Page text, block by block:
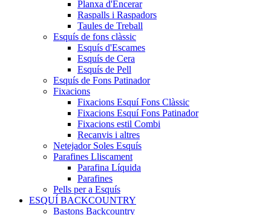
Planxa d'Encerar
Raspalls i Raspadors
Taules de Treball
Esquís de fons clàssic
Esquís d'Escames
Esquís de Cera
Esquís de Pell
Esquís de Fons Patinador
Fixacions
Fixacions Esquí Fons Clàssic
Fixacions Esquí Fons Patinador
Fixacions estil Combi
Recanvis i altres
Netejador Soles Esquís
Parafines Lliscament
Parafina Líquida
Parafines
Pells per a Esquís
ESQUÍ BACKCOUNTRY
Bastons Backcountry